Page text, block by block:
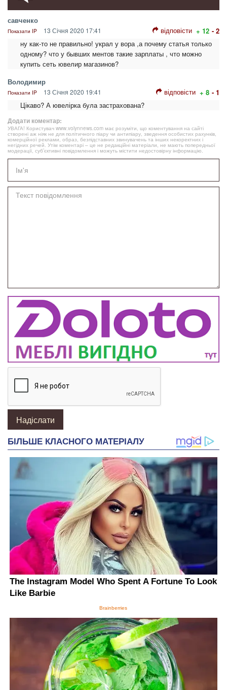
савченко
Показати IP 13 Січня 2020 17:41 відповісти + 12 - 2
ну как-то не правильно! украл у вора ,а почему статья только
одному? что у бывших ментов такие зарплаты , что можно
купить сеть ювелир магазинов?
Володимир
Показати IP 13 Січня 2020 19:41 відповісти + 8 - 1
Цікаво? А ювелірка була застрахована?
Додати коментар:
УВАГА! Користувач www.volynnews.com має розуміти, що коментування на сайті
створені аж ніяк не для політичного піару чи антипіару, зведення особистих рахунків,
комерційної реклами, образ, безпідставних звинувачень та інших некоректних і
негідних речей. Утім коментарі – це не редакційні матеріали, не мають попередньої
модерації, суб’єктивні повідомлення і можуть містити недостовірну інформацію.